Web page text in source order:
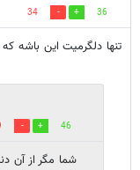
36
34
تنها دلگرمیت این باشه
46
شما مگر از آن